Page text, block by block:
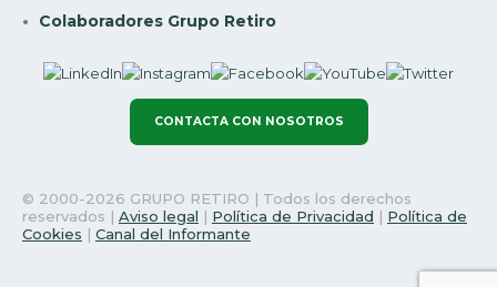
Colaboradores Grupo Retiro
CONTACTA CON NOSOTROS
© 2000-2026 GRUPO RETIRO | Todos los derechos
reservados | Aviso legal | Política de Privacidad | Política de
Cookies | Canal del Informante